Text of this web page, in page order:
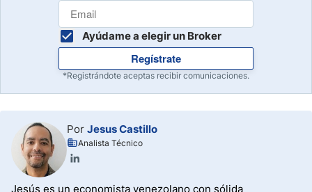
Ayúdame a elegir un Broker
Regístrate
*Registrándote aceptas recibir comunicaciones.
Por Jesus Castillo
Analista Técnico
Jesús es un economista venezolano con sólida